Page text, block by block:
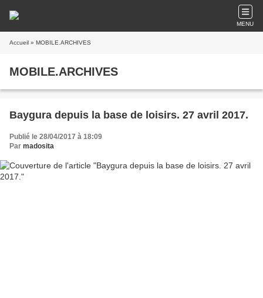
MENU
Accueil » MOBILE.ARCHIVES
MOBILE.ARCHIVES
Baygura depuis la base de loisirs. 27 avril 2017.
Publié le 28/04/2017 à 18:09
Par madosita